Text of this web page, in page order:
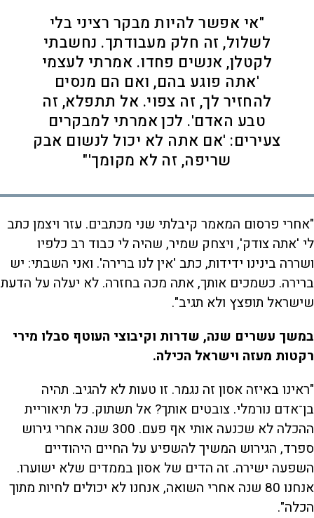
"אי אפשר להיות מבקר רציני בלי
לשלול, זה חלק מעבודתך. נחשבתי
לקטלן, אנשים פחדו. אמרתי לעצמי
'אתה פוגע בהם, ואם הם מנסים
להחזיר לך, זה צפוי. אל תתפלא, זה
טבע האדם'. לכן אמרתי למבקרים
צעירים: 'אם אתה לא יכול לנשום אבק
שריפה, זה לא מקומך'"
"אחרי פרסום המאמר קיבלתי שני מכתבים. עזר ויצמן כתב
לי 'אתה צודק', ויצחק שמיר, שהיה לי כבוד רב כלפיו
ושררה בינינו ידידות, כתב 'אין לנו ברירה'. ואני השבתי: יש
ברירה. כשמכים אותך, אתה מכה בחזרה. לא יעלה על הדעת
שישראל תופצץ ולא תגיב".
במשך עשרים שנה, שדרות וקיבוצי העוטף סבלו מירי
רקטות מעזה וישראל הכילה.
"ראינו באיזה אסון זה נגמר. זו טעות לא להגיב. תהיה
בן־אדם נורמלי. צובטים אותך? אל תשתוק. כל תיאוריית
ההכלה לא שכנעה אותי אף פעם. 300 שנה אחרי גירוש
ספרד, הגירוש המשיך להשפיע על החיים היהודיים
השפעה ישירה. זה הדים של אסון בממדים שלא ישוערו.
אנחנו 80 שנה אחרי השואה, אנחנו לא יכולים לחיות מתוך
הכלה".